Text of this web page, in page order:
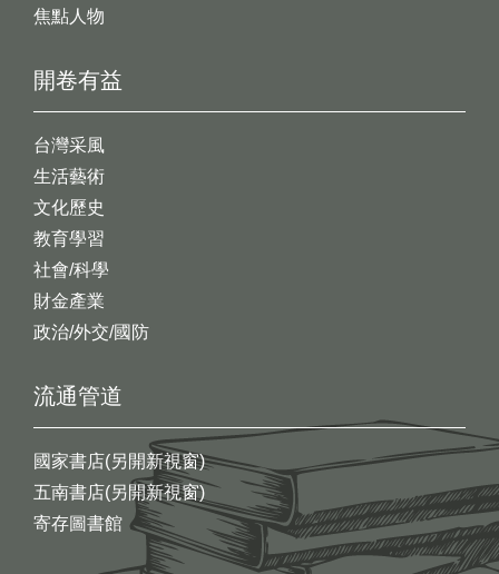
開卷有益
台灣采風
生活藝術
文化歷史
教育學習
社會/科學
財金產業
政治/外交/國防
焦點人物
流通管道
國家書店(另開新視窗)
五南書店(另開新視窗)
寄存圖書館